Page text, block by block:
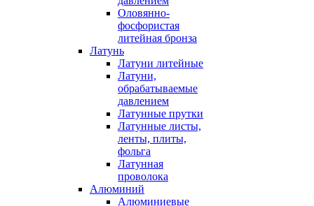
Оловянно-
фосфористая
литейная бронза
Латунь
Латуни литейные
Латуни,
обрабатываемые
давлением
Латунные прутки
Латунные листы,
ленты, плиты,
фольга
Латунная
проволока
Алюминий
Алюминиевые